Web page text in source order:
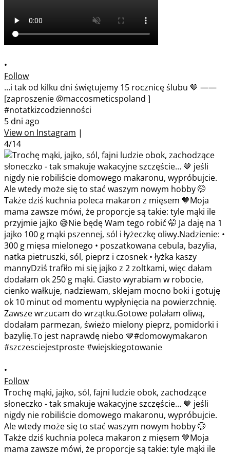
•
Follow
…i tak od kilku dni świętujemy 15 rocznicę ślubu 🤎 ——
[zaproszenie @maccosmeticspoland ]
#notatkizcodzienności
5 dni ago
View on Instagram |
4/14
•
Follow
Trochę mąki, jajko, sól, fajni ludzie obok, zachodzące
słoneczko - tak smakuje wakacyjne szczęście… 🤎 jeśli
nigdy nie robiliście domowego makaronu, wypróbujcie.
Ale wtedy może się to stać waszym nowym hobby 🤭
Także dziś kuchnia poleca makaron z mięsem 🤎Moja
mama zawsze mówi, że proporcje są takie: tyle mąki ile